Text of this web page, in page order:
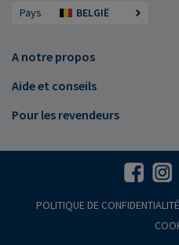
Pays BELGIË
A notre propos
Aide et conseils
Pour les revendeurs
POLITIQUE DE CONFIDENTIALITÉ